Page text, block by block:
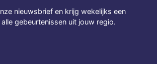
nieuwsbrief en krijg wekelijks een
gebeurtenissen uit jouw regio.